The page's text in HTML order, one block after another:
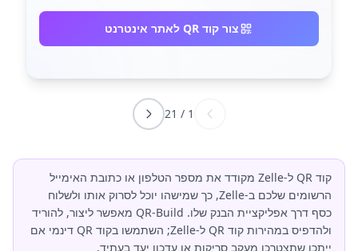
צור קוד QR לאתר אינטרנט
1
/
21
קוד QR ל-Zelle מקודד את מספר הטלפון או כתובת האימייל
הרשומים שלכם ב-Zelle, כך שמישהו יוכל לסרוק אותו ולשלוח
כסף דרך אפליקציית הבנק שלו. QR-Build מאפשר ליצור, להוריד
ולהדפיס במהירות קוד QR ל-Zelle; השתמשו בקוד QR דינמי אם
ייתכן שתצטרכו מעקב סריקות או עדכון יעד בעתיד.